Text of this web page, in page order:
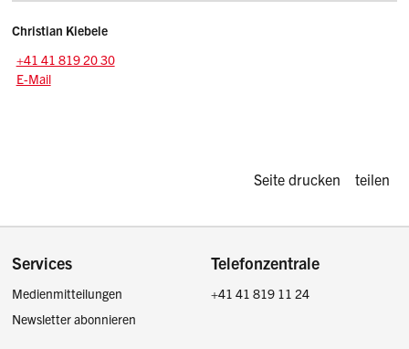
Christian Kiebele
Zentrale:
+41 41 819 20 30
E-Mail: christian.kiebele
E-Mail
Diese Seite
Seite drucken teilen
Footer
Services
Medienmitteilungen
Newsletter abonnieren
Telefonzentrale
+41 41 819 11 24